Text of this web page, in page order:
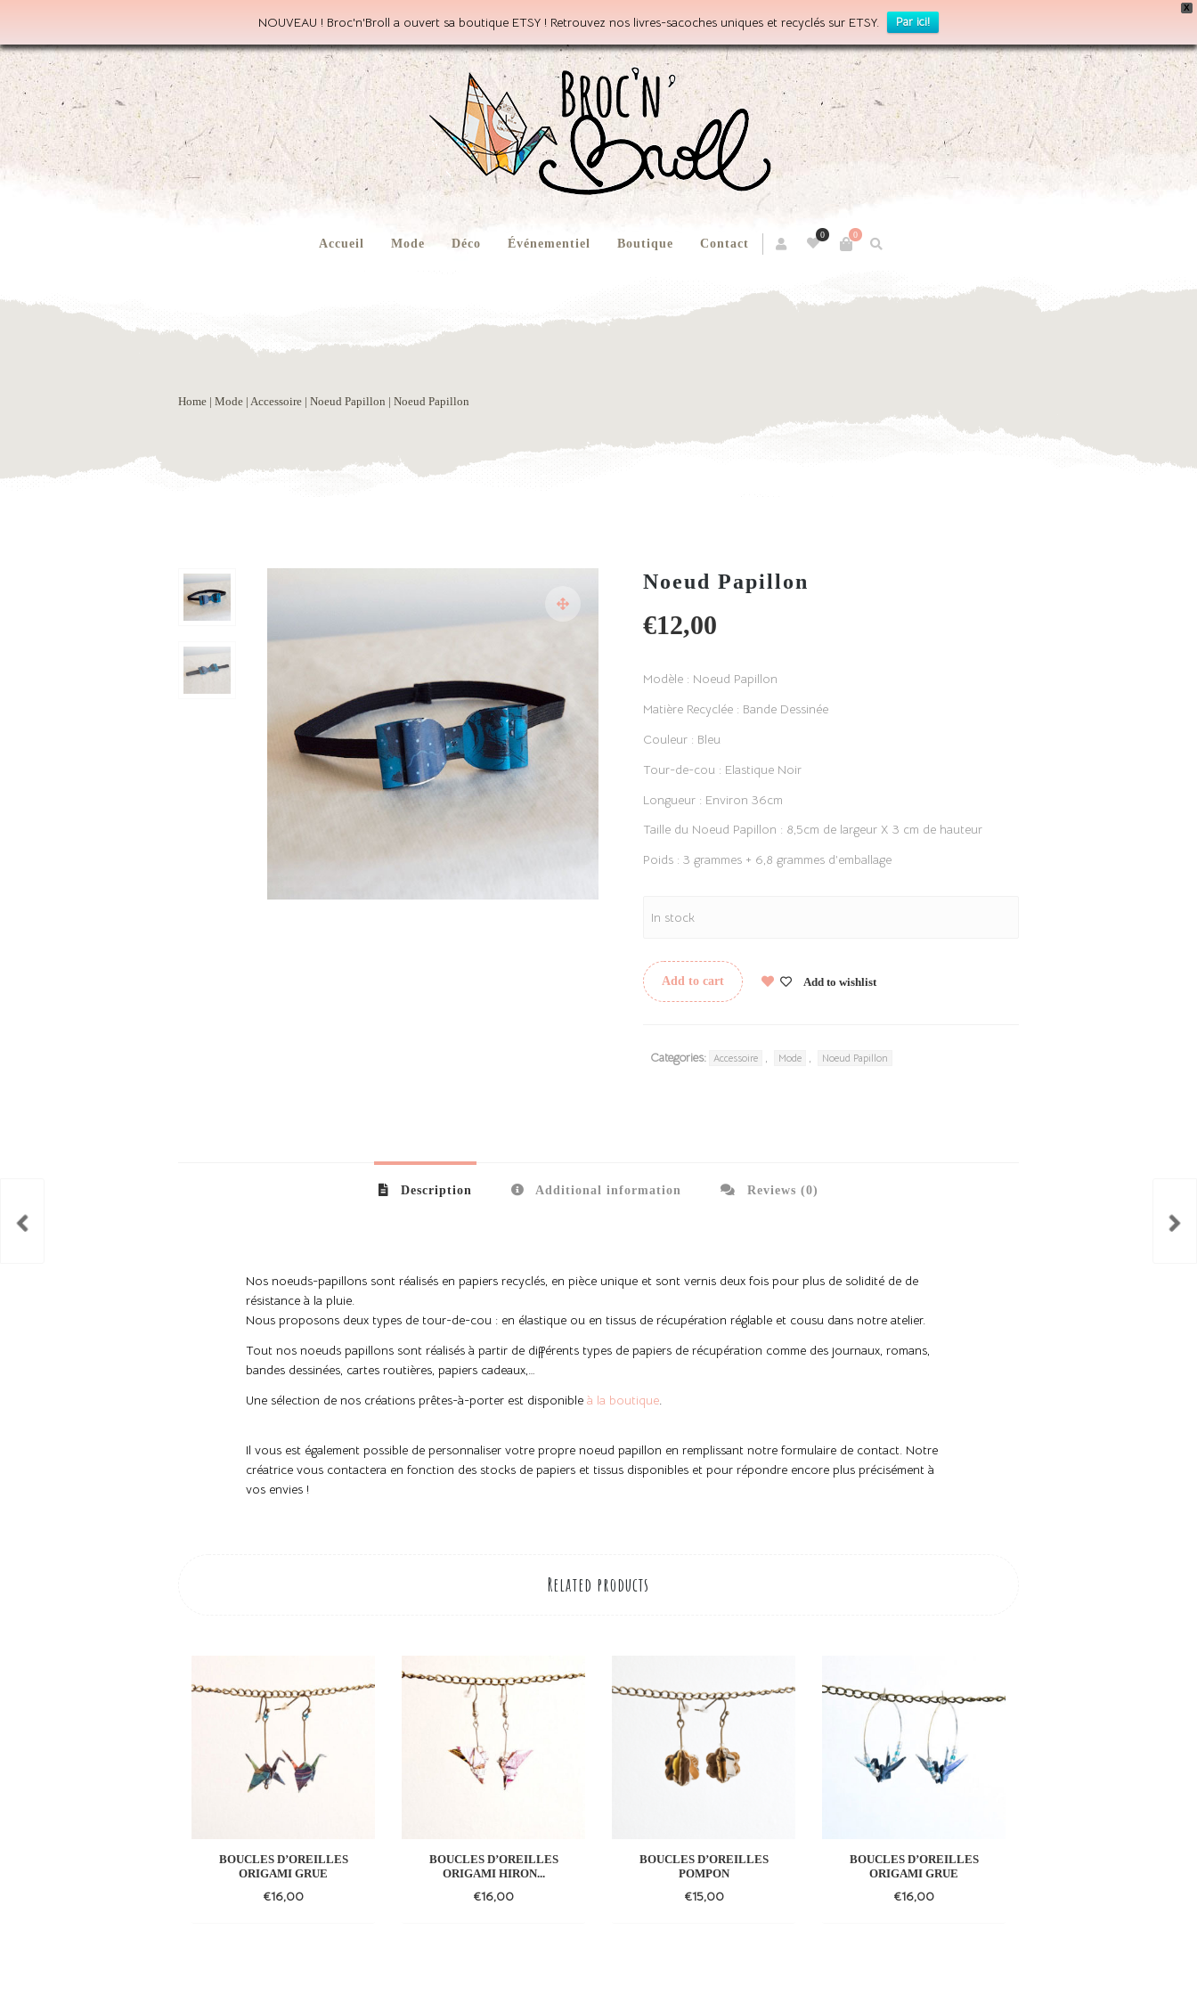
X
NOUVEAU ! Broc'n'Broll a ouvert sa boutique ETSY ! Retrouvez nos livres-sacoches uniques et recyclés sur ETSY. Par ici!
0
0
Accueil Mode Déco Événementiel Boutique Contact
Home | Mode | Accessoire | Noeud Papillon | Noeud Papillon
Noeud Papillon
€12,00
Modèle : Noeud Papillon
Matière Recyclée : Bande Dessinée
Couleur : Bleu
Tour-de-cou : Elastique Noir
Longueur : Environ 36cm
Taille du Noeud Papillon : 8,5cm de largeur X 3 cm de hauteur
Poids : 3 grammes + 6,8 grammes d’emballage
In stock
Add to cart Add to wishlist
Categories: Accessoire , Mode , Noeud Papillon
Description Additional information Reviews (0)
Nos noeuds-papillons sont réalisés en papiers recyclés, en pièce unique et sont vernis deux fois pour plus de solidité de de
résistance à la pluie.
Nous proposons deux types de tour-de-cou : en élastique ou en tissus de récupération réglable et cousu dans notre atelier.
Tout nos noeuds papillons sont réalisés à partir de différents types de papiers de récupération comme des journaux, romans,
bandes dessinées, cartes routières, papiers cadeaux,…
Une sélection de nos créations prêtes-à-porter est disponible à la boutique.
Il vous est également possible de personnaliser votre propre noeud papillon en remplissant notre formulaire de contact. Notre
créatrice vous contactera en fonction des stocks de papiers et tissus disponibles et pour répondre encore plus précisément à
vos envies !
Related products
BOUCLES D’OREILLES
ORIGAMI GRUE
€16,00
BOUCLES D’OREILLES
ORIGAMI HIRON...
€16,00
BOUCLES D’OREILLES
POMPON
€15,00
BOUCLES D’OREILLES
ORIGAMI GRUE
€16,00